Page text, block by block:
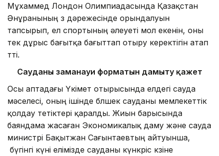
Мұхаммед Лондон Олим­пиадасында Қазақстан
Ән­ұранының өз дәрежесін­де орындалуын
тапсырып, ел спортының әлеуеті мол еке­нін, оны
тек дұрыс ба­ғытқа бағыттап отыру ке­рек­тігін атап
өтті.
Сау­даның заманауи форматын дамыту қа­жет
Осы аптадағы Үкімет отырысында елдегі сауда
мәселесі, оның ішінде бөлшек сауданы мемлекеттік
қолдау тетіктері қаралды. Жиын барысында
баяндама жасаған Экономикалық даму және сауда
министрі Бақытжан Сағынтаевтың айтуынша,
бүгінгі күні елімізде сауданы күнкөріс көзіне